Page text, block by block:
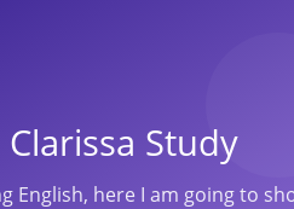
Clarissa Study
English, here I am going to